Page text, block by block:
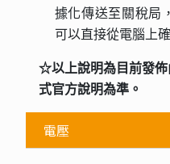
據化傳送至關稅局
可以直接從電腦上
☆以上說明為目前發佈
式官方說明為準。
電壓